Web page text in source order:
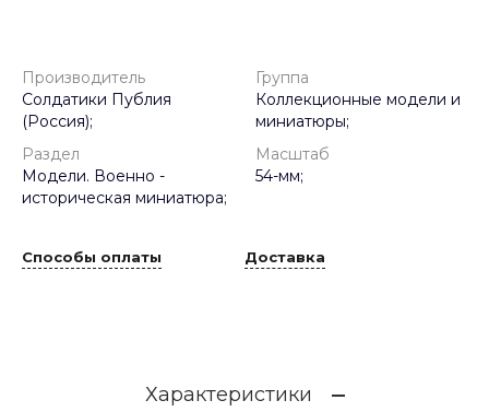
Производитель
Солдатики Публия
(Россия);
Группа
Коллекционные модели и
миниатюры;
Раздел
Модели. Военно -
историческая миниатюра;
Масштаб
54-мм;
Способы оплаты Доставка
Характеристики